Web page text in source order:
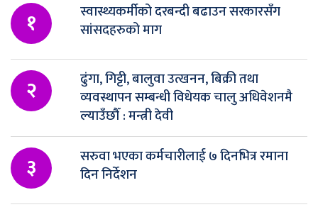
१
स्वास्थ्यकर्मीको दरबन्दी बढाउन सरकारसँग
सांसदहरुको माग
२
ढुंगा, गिट्टी, बालुवा उत्खनन, बिक्री तथा
व्यवस्थापन सम्बन्धी विधेयक चालु अधिवेशनमै
ल्याउँछौँ : मन्त्री देवी
३
सरुवा भएका कर्मचारीलाई ७ दिनभित्र रमाना
दिन निर्देशन